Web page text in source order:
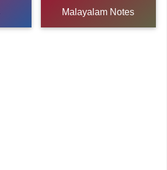
Malayalam Notes